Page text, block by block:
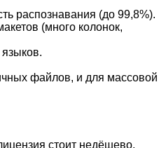
распознавания (до 99,8%).
(много колонок,
файлов, и для массовой
стоит недёшево.